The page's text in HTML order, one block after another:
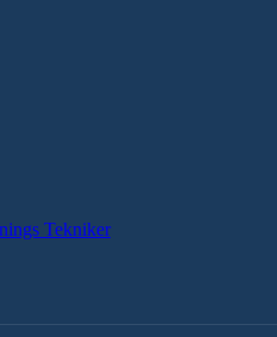
Tekniker